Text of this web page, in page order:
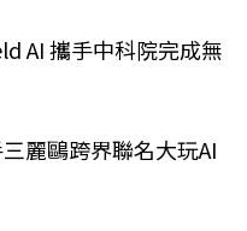
AI 攜手中科院完成無
麗鷗跨界聯名大玩AI